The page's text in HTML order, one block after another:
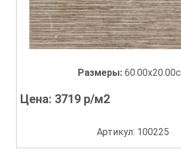
Размеры:
Цена: 3719 р/м2
Артикул: 100225